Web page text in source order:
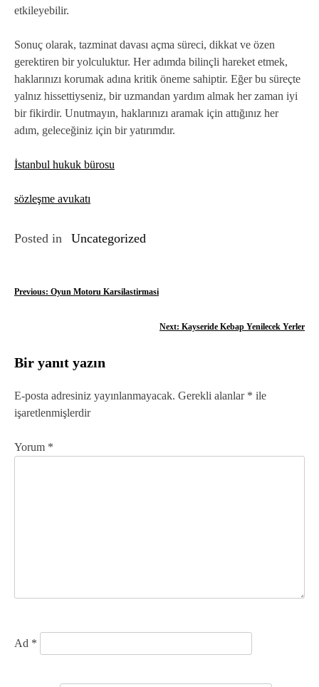
etkileyebilir.
Sonuç olarak, tazminat davası açma süreci, dikkat ve özen
gerektiren bir yolculuktur. Her adımda bilinçli hareket etmek,
haklarınızı korumak adına kritik öneme sahiptir. Eğer bu süreçte
yalnız hissettiyseniz, bir uzmandan yardım almak her zaman iyi
bir fikirdir. Unutmayın, haklarınızı aramak için attığınız her
adım, geleceğiniz için bir yatırımdır.
İstanbul hukuk bürosu
sözleşme avukatı
Posted in Uncategorized
Y
ı
g
e
z
i
Previous: Oyun Motoru Karsilastirmasi
Next: Kayseride Kebap Yenilecek Yerler
Bir yanıt yazın
E-posta adresiniz yayınlanmayacak. Gerekli alanlar * ile
işaretlenmişlerdir
Yorum *
Ad *